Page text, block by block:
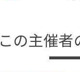
この主催